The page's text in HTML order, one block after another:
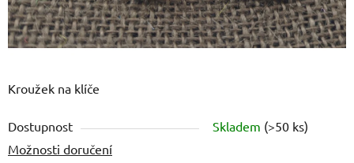
Kroužek na klíče
Dostupnost Skladem (>50 ks)
Možnosti doručení